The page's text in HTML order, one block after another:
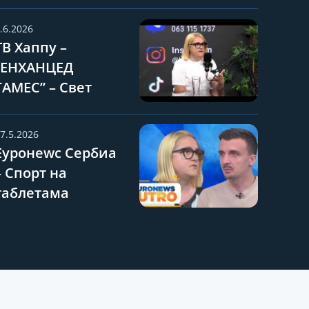
Хаппy –
– Свет
не постоји –
Сербиа
Спорт на